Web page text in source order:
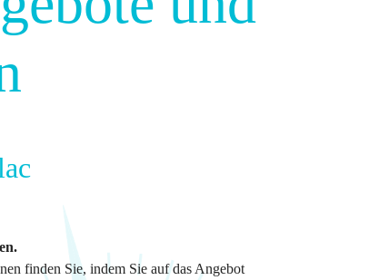
finden Sie, indem Sie auf das Angebot